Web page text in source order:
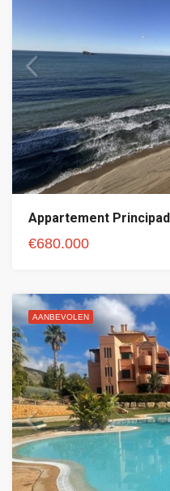
Appartement
€680.000
AANBEVOLEN